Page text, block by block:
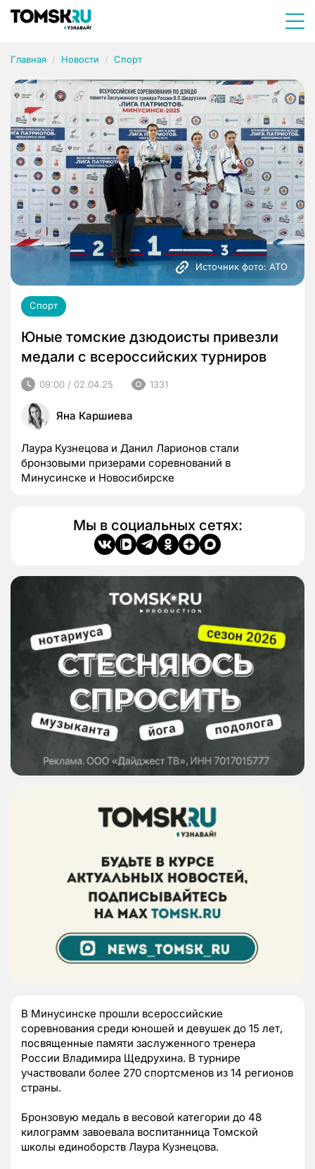
Главная Новости Спорт
Источник фото: АТО
Спорт
Юные томские дзюдоисты привезли
медали с всероссийских турниров
09:00 / 02.04.25 1331
Яна Каршиева
Лаура Кузнецова и Данил Ларионов стали
бронзовыми призерами соревнований в
Минусинске и Новосибирске
Мы в социальных сетях:
В Минусинске прошли всероссийские
соревнования среди юношей и девушек до 15 лет,
посвященные памяти заслуженного тренера
России Владимира Щедрухина. В турнире
участвовали более 270 спортсменов из 14 регионов
страны.
Бронзовую медаль в весовой категории до 48
килограмм завоевала воспитанница Томской
школы единоборств Лаура Кузнецова.